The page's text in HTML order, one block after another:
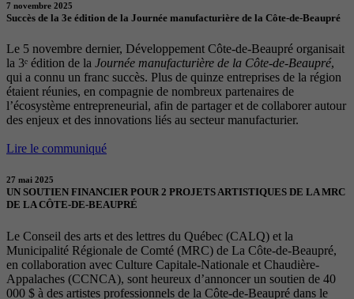
7 novembre 2025
Succès de la 3e édition de la Journée manufacturière de la Côte-de-Beaupré
Le 5 novembre dernier, Développement Côte-de-Beaupré organisait
la 3ᵉ édition de la Journée manufacturière de la Côte-de-Beaupré,
qui a connu un franc succès. Plus de quinze entreprises de la région
étaient réunies, en compagnie de nombreux partenaires de
l’écosystème entrepreneurial, afin de partager et de collaborer autour
des enjeux et des innovations liés au secteur manufacturier.
Lire le communiqué
27 mai 2025
UN SOUTIEN FINANCIER POUR 2 PROJETS ARTISTIQUES DE LA MRC
DE LA CÔTE-DE-BEAUPRÉ
Le Conseil des arts et des lettres du Québec (CALQ) et la
Municipalité Régionale de Comté (MRC) de La Côte-de-Beaupré,
en collaboration avec Culture Capitale-Nationale et Chaudière-
Appalaches (CCNCA), sont heureux d’annoncer un soutien de 40
000 $ à des artistes professionnels de la Côte-de-Beaupré dans le